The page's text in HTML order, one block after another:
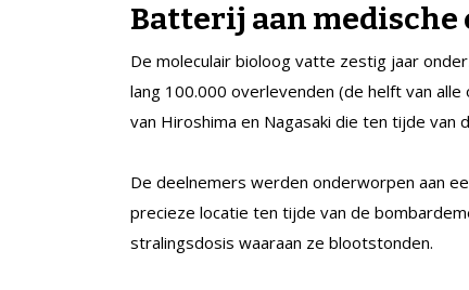
Batterij aan medische
De moleculair bioloog vatte zestig jaar
lang 100.000 overlevenden (de helft van
van Hiroshima en Nagasaki die ten tijde van
De deelnemers werden onderworpen aan
precieze locatie ten tijde van de
stralingsdosis waaraan ze blootstonden.